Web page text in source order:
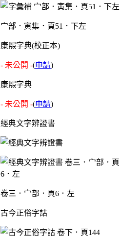
宀部．寅集．頁51．下左
康熙字典(校正本)
- 未公開 -(申請)
康熙字典
- 未公開 -(申請)
經典文字辨證書
卷三．宀部．頁6．左
古今正俗字詁